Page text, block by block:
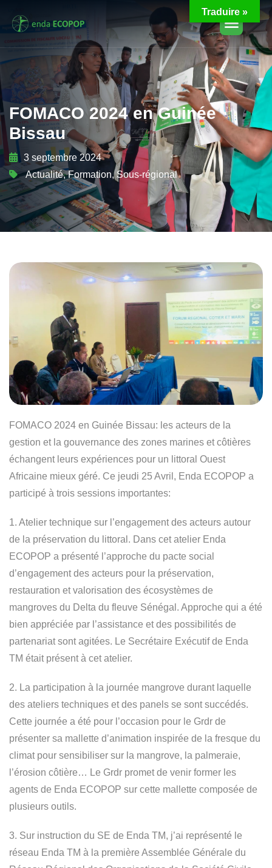
FOMACO 2024 en Guinée
Bissau
3 septembre 2024
Actualité,Formation,Sous-régional
FOMACO 2024 en Guinée Bissau: les acteurs de la
gestion et la gouvernance des zones marines et côtières
échangent leurs expériences pour un littoral Ouest
Africaine mieux géré. Ce jeudi 25 Avril, Enda ECOPOP a
participé à trois sessions importantes:
1.⁠ ⁠Atelier technique sur l’engagement des acteurs autour
de la préservation du littoral. Dans cet atelier Enda
ECOPOP a présenté l’approche du pacte social
d’engagement des acteurs pour la préservation,
restauration et valorisation des écosystèmes de
mangroves du Delta du fleuve Sénégal. Approche qui a été
bien appréciée par l’assistance et des possibilités de
partenariat sont agitées. Le Secrétaire Exécutif de Enda
TM était présent à cet atelier.
2.⁠ ⁠La participation à la journée mangrove durant laquelle
des ateliers techniques et des panels se sont succédés.
Cette journée a été pour l’occasion pour le Grdr de
présenter sa mallette d’animation inspirée de la fresque du
climat pour sensibiliser sur la mangrove, la palmeraie,
l’érosion côtière… Le Grdr promet de venir former les
agents de Enda ECOPOP sur cette mallette composée de
plusieurs outils.
3.⁠ ⁠Sur instruction du SE de Enda TM, j’ai représenté le
réseau Enda TM à la première Assemblée Générale du
Traduire »